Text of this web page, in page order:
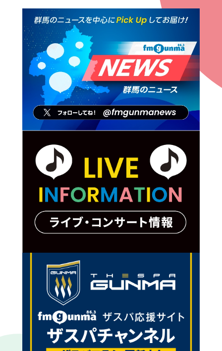
アンジー校長たんぼ教頭
22:30
22:55
ビーバーLOCKS!
SUPER BEAVER
22:55
23:00
FM GUNMA POWER PLAY
23:00
23:55
WEEKLY ARTIST FILE
鬼頭由芽
23:55
24:00
矢沢永吉 Sweet
Rock'n'Roll
小沢仁志
24:00
24:55
JET STREAM
福山雅治ホラン千秋
24:55
NEWS
25:00
27:00
From INI
INI
ウチらのイイブン！